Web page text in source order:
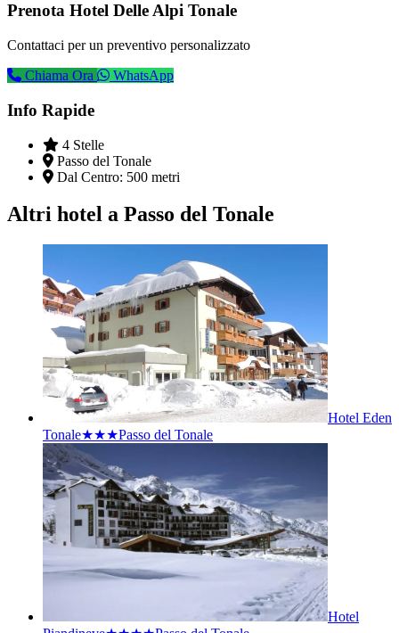
Prenota Hotel Delle Alpi Tonale
Contattaci per un preventivo personalizzato
Chiama Ora
WhatsApp
Info Rapide
4 Stelle
Passo del Tonale
Dal Centro: 500 metri
Altri hotel a Passo del Tonale
Hotel Eden
Tonale★★★Passo del Tonale
Hotel